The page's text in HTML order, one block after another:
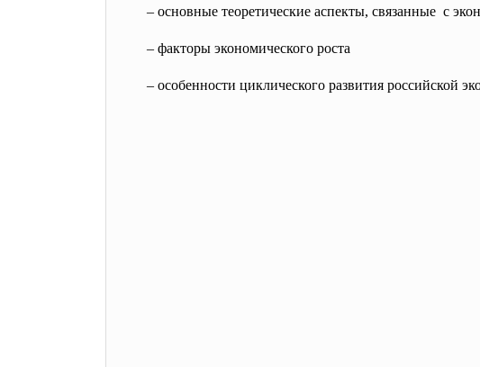
– основные теоретические аспекты, связанные с
– факторы экономического роста
– особенности циклического развития российской